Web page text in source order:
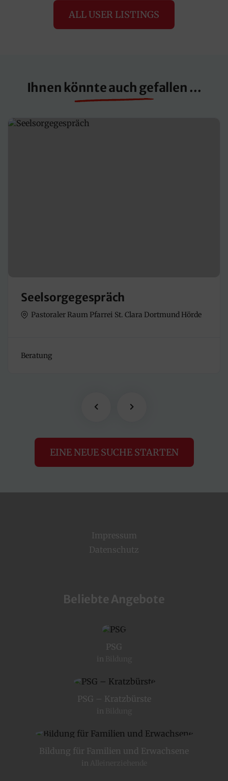
ALL USER LISTINGS
Ihnen könnte auch gefallen ...
Seelsorgegespräch
Pastoraler Raum Pfarrei St. Clara Dortmund Hörde
Beratung
EINE NEUE SUCHE STARTEN
Impressum
Datenschutz
Beliebte Angebote
PSG
in
PSG – Kratzbürste
in
Bildung für Familien und Erwachsene
in